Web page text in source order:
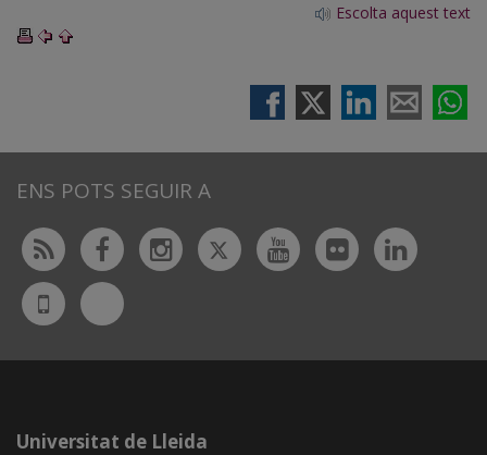
Escolta aquest text
ENS POTS SEGUIR A
Rss FacebookInstagram
TwitterYoutubeFlickr
UdL
App
Bluesky
Universitat de Lleida